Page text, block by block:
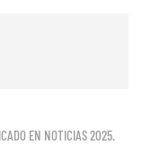
EN NOTICIAS 2025.